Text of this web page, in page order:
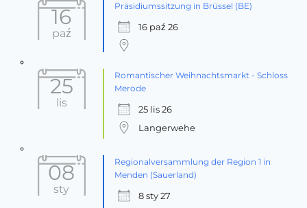
16
paź
Präsidiumssitzung in Brüssel (BE)
16 paź 26
25
lis
Romantischer Weihnachtsmarkt - Schloss
Merode
25 lis 26
Langerwehe
08
sty
Regionalversammlung der Region 1 in
Menden (Sauerland)
8 sty 27